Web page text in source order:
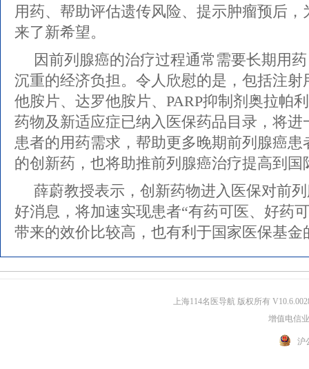
用药、帮助评估遗传风险、提示肿瘤预后
来了新希望。
因前列腺癌的治疗过程通常需要长期用
沉重的经济负担。令人欣慰的是，包括注
他胺片、达罗他胺片、PARP抑制剂奥拉帕
药物及新适应症已纳入医保药品目录，将
患者的用药需求，帮助更多晚期前列腺癌
的创新药，也将助推前列腺癌治疗提高到国
薛蔚教授表示，创新药物进入医保对前
好消息，将加速实现患者“有药可医、好药
带来的效价比较高，也有利于国家医保基金
上海114名医导航 版权所有
增值电信
沪